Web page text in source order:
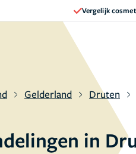
Vergelijk
Gelderland Druten
in